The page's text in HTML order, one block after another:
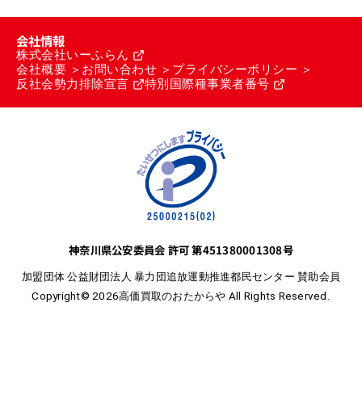
会社情報
株式会社いーふらん
会社概要
お問い合わせ
プライバシーポリシー
反社会勢力排除宣言
特別国際種事業者番号
神奈川県公安委員会 許可 第451380001308号
加盟団体 公益財団法人 暴力団追放運動推進都民センター 賛助会員
Copyright© 2026高価買取のおたからや All Rights Reserved.